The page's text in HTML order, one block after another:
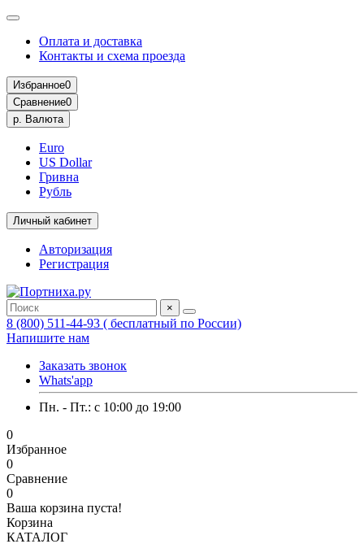
Оплата и доставка
Контакты и схема проезда
Избранное0
Сравнение0
р. Валюта
Euro
US Dollar
Гривна
Рубль
Личный кабинет
Авторизация
Регистрация
×
8 (800) 511-44-93 ( бесплатный по России)
Напишите нам
Заказать звонок
Whats'app
Пн. - Пт.: c 10:00 до 19:00
0
Избранное
0
Сравнение
0
Ваша корзина пуста!
Корзина
КАТАЛОГ